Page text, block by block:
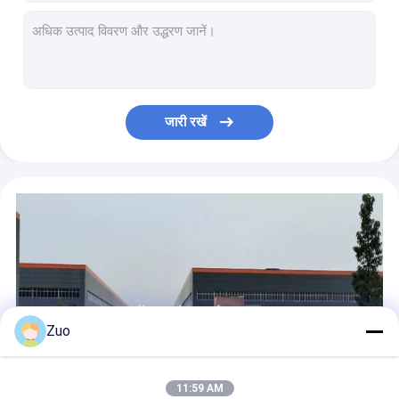
HTF045-7 / HTF 045-7 ऑटोमोटिव रोलर बेयरिंग 45x75x20mm 0.63kg/पीसी
J32-1 J32-1A स्टील ऑटो पार्ट्स रेडियल लोड दिशा के साथ 32x75x20mm असर
निर्माण मशीनरी के लिए U40-5 CG43 डबल पंक्ति रोलर असर 40X95X25mm
VP34-4NX बेलनाकार रोलर असर 34x64x22mm एकल पंक्ति तटस्थ पैकिंग
P27-6 CG40** ऑटो बेलनाकार रोलर बीयरिंग 27x58x18mm TS 16949 स्वीकृत
जारी रखें
Zuo
11:59 AM